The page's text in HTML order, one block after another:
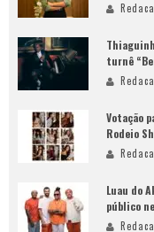
turnê
Votação
Rodeio
Luau do
público